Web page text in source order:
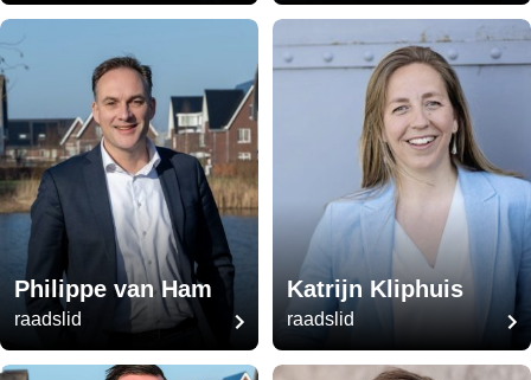
Philippe van Ham
raadslid
Katrijn Kliphuis
raadslid